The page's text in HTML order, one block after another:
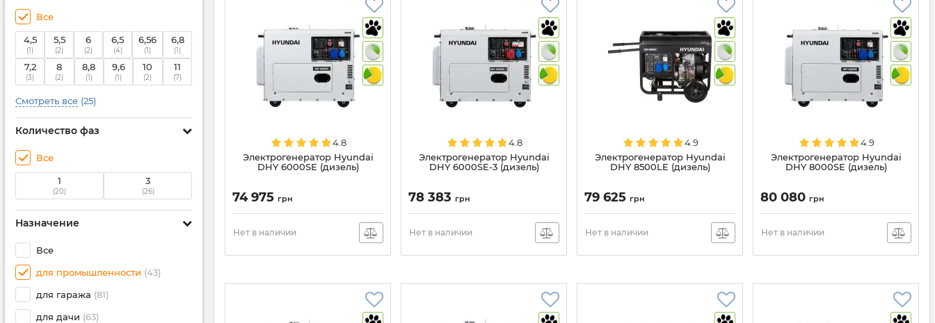
Все
4,5
(1)
5,5
(2)
6
(2)
6,5
(4)
6,56
(1)
6,8
(1)
7,2
(3)
8
(2)
8,8
(1)
9,6
(1)
10
(2)
11
(7)
Смотреть все (25)
Количество фаз
Все
1
(20)
3
(26)
Назначение
Все
для промышленности (43)
для гаража (81)
для дачи (63)
4.8
Электрогенератор Hyundai
DHY 6000SE (дизель)
74 975 грн
Нет в наличии
4.8
Электрогенератор Hyundai
DHY 6000SE-3 (дизель)
78 383 грн
Нет в наличии
4.9
Электрогенератор Hyundai
DHY 8500LE (дизель)
79 625 грн
Нет в наличии
4.9
Электрогенератор Hyundai
DHY 8000SE (дизель)
80 080 грн
Нет в наличии